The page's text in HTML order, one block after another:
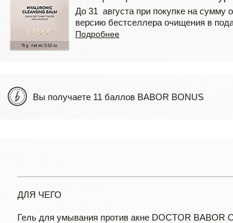
До 31 августа при покупке на сумму
версию бестселлера очищения в
Подробнее
Вы получаете 11 баллов BABOR BONUS
ДЛЯ ЧЕГО
Гель для умывания против акне DOCTOR BABOR